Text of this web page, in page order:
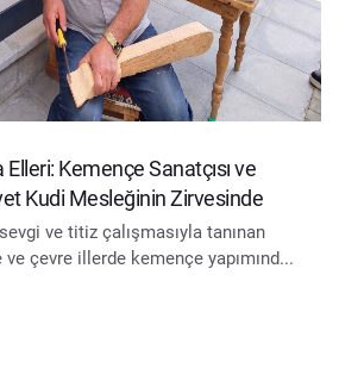
Kemençe Sanatçısı ve
Kudi Mesleğinin Zirvesinde
ve titiz çalışmasıyla tanınan
çevre illerde kemençe yapımınd...